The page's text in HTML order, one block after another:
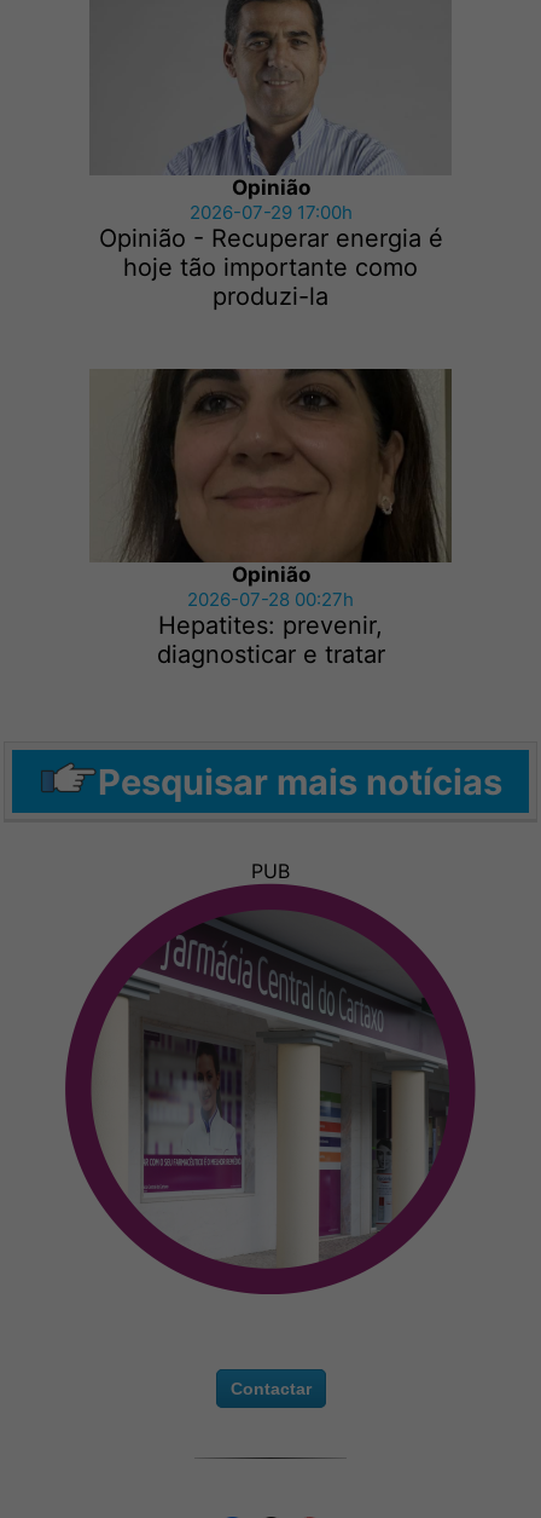
Opinião
2026-07-29 17:00h
Opinião - Recuperar energia é
hoje tão importante como
produzi-la
Opinião
2026-07-28 00:27h
Hepatites: prevenir,
diagnosticar e tratar
Pesquisar mais notícias
PUB
Contactar